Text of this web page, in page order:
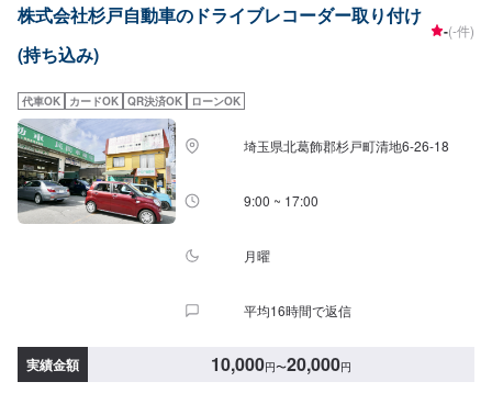
いただきますので、あらかじめご了承ください。【代車について】無料代車
（無保険時）を24台ご用意しております。燃料代はお客さま負担となります
ので、ご了承ください。【営業時間・定休日】営業時間：8:30〜17:30定休
株式会社杉戸自動車のドライブレコーダー取り付け
(持ち込み)
-(-件)
代車OK カードOK QR決済OK ローンOK
埼玉県北葛飾郡杉戸町清地6-26-18
9:00 ~ 17:00
月曜
平均16時間で返信
実績金額 10,000円〜20,000円